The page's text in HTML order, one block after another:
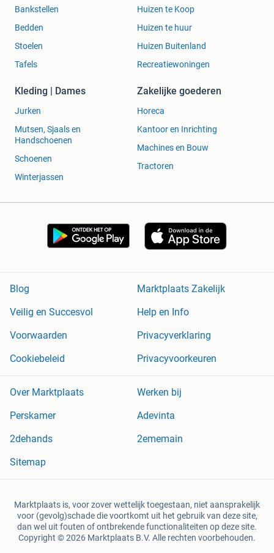
Bankstellen
Bedden
Stoelen
Tafels
Huizen te Koop
Huizen te huur
Huizen Buitenland
Recreatiewoningen
Kleding | Dames
Jurken
Mutsen, Sjaals en
Handschoenen
Schoenen
Winterjassen
Zakelijke goederen
Horeca
Kantoor en Inrichting
Machines en Bouw
Tractoren
Blog
Marktplaats Zakelijk
Veilig en Succesvol
Help en Info
Voorwaarden
Privacyverklaring
Cookiebeleid
Privacyvoorkeuren
Over Marktplaats
Werken bij
Perskamer
Adevinta
2dehands
2ememain
Sitemap
Marktplaats is, voor zover wettelijk toegestaan, niet aansprakelijk
voor (gevolg)schade die voortkomt uit het gebruik van deze site,
dan wel uit fouten of ontbrekende functionaliteiten op deze site.
Copyright © 2026 Marktplaats B.V. Alle rechten voorbehouden.